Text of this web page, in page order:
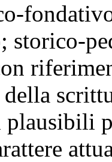
storico-
plausibili